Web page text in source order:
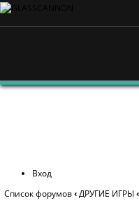
Вход
Список форумов‹ДРУГИЕ ИГРЫ ‹